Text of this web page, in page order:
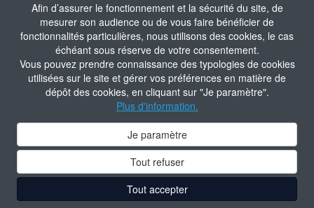
Afin d’assurer le fonctionnement et la sécurité du site, de
mesurer son audience ou de vous faire bénéficier de
fonctionnalités particulières, nous utilisons des cookies, le cas
échéant sous réserve de votre consentement.
Vous pouvez prendre connaissance des typologies de cookies
utilisées sur le site et gérer vos préférences en matière de
dépôt des cookies, en cliquant sur "Je paramètre".
Plus d'information.
Je paramètre
Tout refuser
Tout accepter